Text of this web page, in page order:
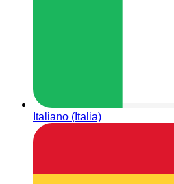
Italiano (Italia)